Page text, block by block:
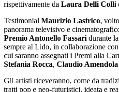
rispettivamente da Laura Delli Colli
Testimonial Maurizio Lastrico,
panorama televisivo e
Premio Antonello Fassari durante
sempre al Lido, in collaborazione
cui saranno assegnati i Premi alla
Stefania Rocca, Claudio Amendola
Gli artisti riceveranno, come da
tratti pop e neo-futuristici, ideata e